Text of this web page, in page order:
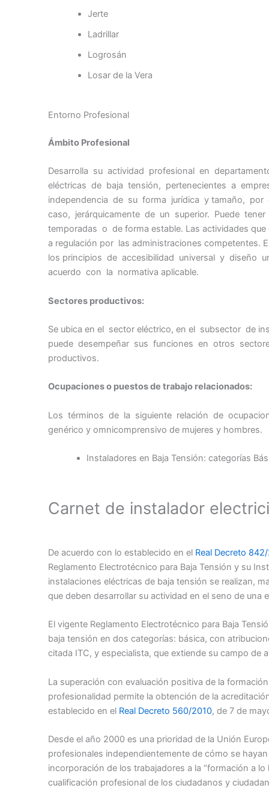
Jerte
Ladrillar
Logrosán
Losar de la Vera
Entorno Profesional
Ámbito Profesional
Desarrolla su actividad profesional en
eléctricas de baja tensión, pertenecientes a
independencia de su forma jurídica y tamaño,
caso, jerárquicamente de un superior. Puede
temporadas o de forma estable. Las actividades
a regulación por las administraciones competentes.
los principios de accesibilidad universal y
acuerdo con la normativa aplicable.
Sectores productivos:
Se ubica en el sector eléctrico, en el subsector de
puede desempeñar sus funciones en otros
productivos.
Ocupaciones o puestos de trabajo relacionados:
Los términos de la siguiente relación de
genérico y omnicomprensivo de mujeres y hombres.
Instaladores en Baja Tensión: categorías
Carnet de instalador
De acuerdo con lo establecido en el Real Decreto
Reglamento Electrotécnico para Baja Tensión y su
instalaciones eléctricas de baja tensión se realizan,
que deben desarrollar su actividad en el seno de una
El vigente Reglamento Electrotécnico para Baja
baja tensión en dos categorías: básica, con
citada ITC, y especialista, que extiende su campo de
La superación con evaluación positiva de la
profesionalidad permite la obtención de la
establecido en el Real Decreto 560/2010, de 7 de
Desde el año 2000 es una prioridad de la Unión
profesionales independientemente de cómo se
incorporación de los trabajadores a la “formación a
cualificación profesional de los ciudadanos y